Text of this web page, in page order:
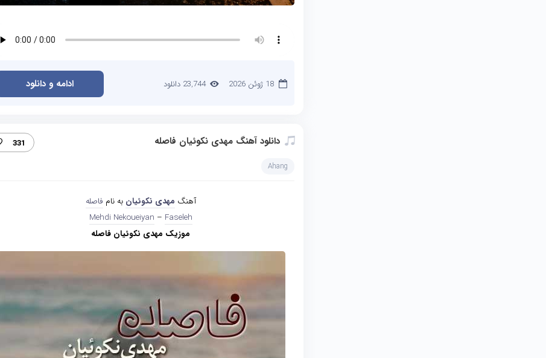
18 ژوئن 2026 23,744 دانلود ادامه و دانلود
دانلود آهنگ مهدی نکوئیان فاصله 331
Ahang
آهنگ مهدی نکوئیان به نام فاصله
Mehdi Nekoueiyan – Faseleh
موزیک مهدی نکوئیان فاصله